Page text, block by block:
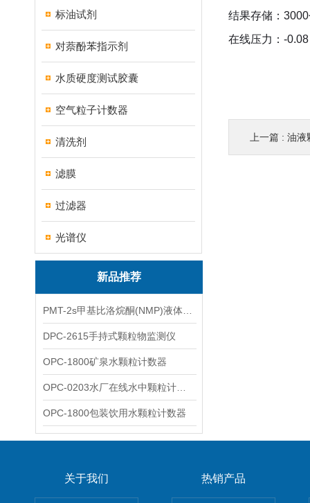
标油试剂
对萘酚苯指示剂
水质硬度测试胶囊
空气粒子计数器
清洗剂
滤膜
过滤器
光谱仪
新品推荐
DPC-2615手持式颗粒物监测仪
OPC-1800矿泉水颗粒计数器
OPC-1800包装饮用水颗粒计数器
结果存储： 3000
在线压力： -0.08
上一篇 : 油液
关于我们 热销产品